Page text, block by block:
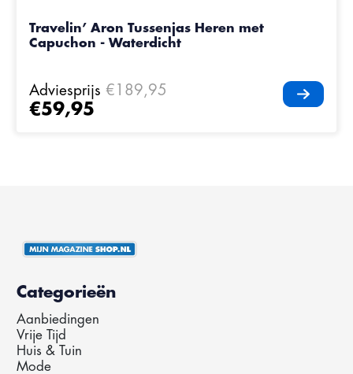
Travelin’ Aron Tussenjas Heren met
Capuchon - Waterdicht
Adviesprijs €189,95
€59,95
Categorieën
Aanbiedingen
Vrije Tijd
Huis & Tuin
Mode